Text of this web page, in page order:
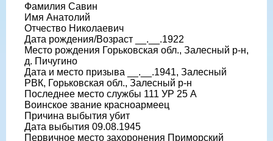
Фамилия Савин
Имя Анатолий
Отчество Николаевич
Дата рождения/Возраст __.__.1922
Место рождения Горьковская обл., Залесный р-н,
д. Пичугино
Дата и место призыва __.__.1941, Залесный
РВК, Горьковская обл., Залесный р-н
Последнее место службы 111 УР 25 А
Воинское звание красноармеец
Причина выбытия убит
Дата выбытия 09.08.1945
Первичное место захоронения Приморский